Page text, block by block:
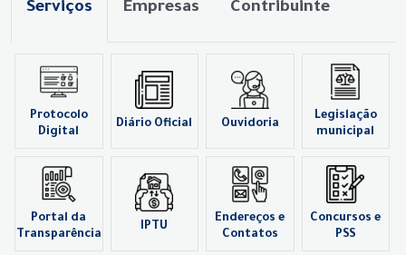
Serviços Empresas Contribuinte
Protocolo
Digital
Diário Oficial Ouvidoria
Legislação
municipal
Portal da
Transparência
IPTU
Endereços e
Contatos
Concursos e
PSS